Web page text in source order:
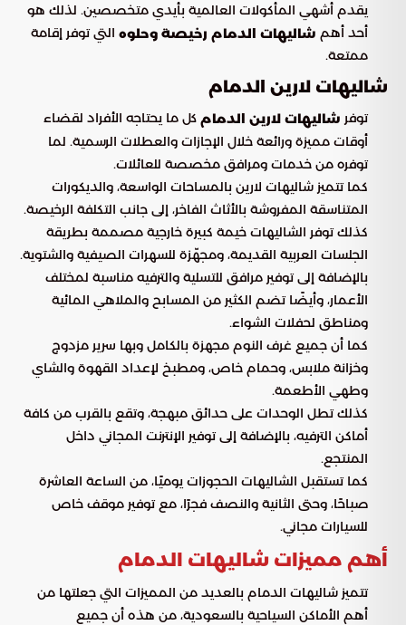
يقدم أشهي المأكولات العالمية بأيدي متخصصين. لذلك هو
أحد أهم شاليهات الدمام رخيصة وحلوه التي توفر إقامة
ممتعة.
شاليهات لارين الدمام
توفر شاليهات لارين الدمام كل ما يحتاجه الأفراد لقضاء
أوقات مميزة ورائعة خلال الإجازات والعطلات الرسمية. لما
توفره من خدمات ومرافق مخصصة للعائلات.
كما تتميز شاليهات لارين بالمساحات الواسعة، والديكورات
المتناسقة المفروشة بالأثاث الفاخر، إلى جانب التكلفة الرخيصة.
كذلك توفر الشاليهات خيمة كبيرة خارجية مصممة بطريقة
الجلسات العربية القديمة، ومجهّزة للسهرات الصيفية والشتوية.
بالإضافة إلى توفير مرافق للتسلية والترفيه مناسبة لمختلف
الأعمار، وأيضًا تضم الكثير من المسابح والملاهي المائية
ومناطق لحفلات الشواء.
كما أن جميع غرف النوم مجهزة بالكامل وبها سرير مزدوج
وخزانة ملابس، وحمام خاص، ومطبخ لإعداد القهوة والشاي
وطهي الأطعمة.
كذلك تطل الوحدات على حدائق مبهجة، وتقع بالقرب من كافة
أماكن الترفيه، بالإضافة إلى توفير الإنترنت المجاني داخل
المنتجع.
كما تستقبل الشاليهات الحجوزات يوميًا، من الساعة العاشرة
صباحًا، وحتى الثانية والنصف فجرًا، مع توفير موقف خاص
للسيارات مجاني.
أهم مميزات شاليهات الدمام
تتميز شاليهات الدمام بالعديد من المميزات التي جعلتها من
أهم الأماكن السياحية بالسعودية، من هذه أن جميع